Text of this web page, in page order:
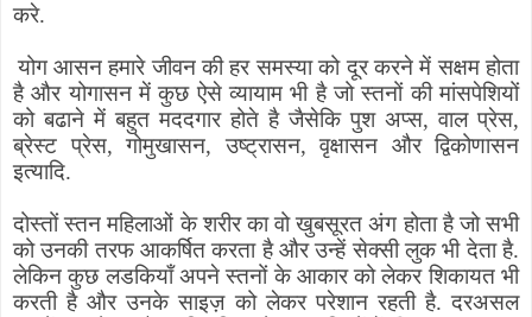
करे.
योग आसन हमारे जीवन की हर समस्या को दूर करने में सक्षम होता
है और योगासन में कुछ ऐसे व्यायाम भी है जो स्तनों की मांसपेशियों
को बढाने में बहुत मददगार होते है जैसेकि पुश अप्स,वाल प्रेस,
ब्रेस्ट प्रेस,गोमुखासन,उष्ट्रासन,वृक्षासन और द्विकोणासन
इत्यादि.
दोस्तों स्तन महिलाओं के शरीर का वो खुबसूरत अंग होता है जो सभी
को उनकी तरफ आकर्षित करता है और उन्हें सेक्सी लुक भी देता है.
लेकिन कुछ लडकियाँ अपने स्तनों के आकार को लेकर शिकायत भी
करती है और उनके साइज़ को लेकर परेशान रहती है. दरअसल